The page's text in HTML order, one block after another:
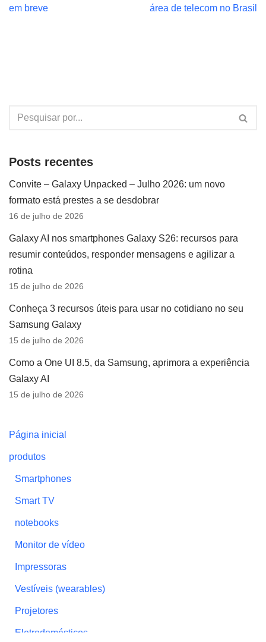
em breve
área de telecom no Brasil
Posts recentes
Convite – Galaxy Unpacked – Julho 2026: um novo
formato está prestes a se desdobrar
16 de julho de 2026
Galaxy AI nos smartphones Galaxy S26: recursos para
resumir conteúdos, responder mensagens e agilizar a
rotina
15 de julho de 2026
Conheça 3 recursos úteis para usar no cotidiano no seu
Samsung Galaxy
15 de julho de 2026
Como a One UI 8.5, da Samsung, aprimora a experiência
Galaxy AI
15 de julho de 2026
Página inicial
produtos
Smartphones
Smart TV
notebooks
Monitor de vídeo
Impressoras
Vestíveis (wearables)
Projetores
Eletrodomésticos